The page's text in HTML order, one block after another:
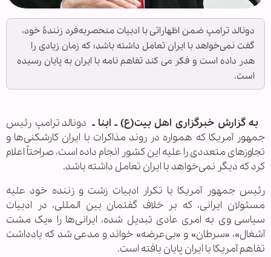
دونالد ترامپ ضمن اظهاراتی با ادبیات منحصربه‌فرد زنندۀ خود،
گفت نمی‌خواهد با ایران تعامل داشته باشد؛ که زمان زیادی را
هدر داده است و فکر می کند تفاهم نامه با ایران به پایان رسیده
است.
به گزارش خبرگزاری اهل بیت(ع) ـ ابنا ـ دونالد ترامپ رئیس
جمهور آمریکا که همواره در روند مذاکرات با ایران کارشکنی‌ها و
تجاوزهای متعددی را علیه این کشور انجام داده است، صراحتاً اعلام
کرد که دیگر نمی‌خواهد با ایران تعامل داشته باشد.
رئیس جمهور آمریکا با تکرار ادبیات زشت و زننده خود علیه
مسئولان ایرانی، که بر خلاف گفتمان بین المللی، در ادبیات
سیاسی وی به امری عادی تبدیل شده، ایرانی‌ها را «یک مشت
آشغال»، «سرطان» و «بی‌عرضه» خواند و مدعی شد که یادداشت
تفاهم آمریکا با ایران پایان یافته است.